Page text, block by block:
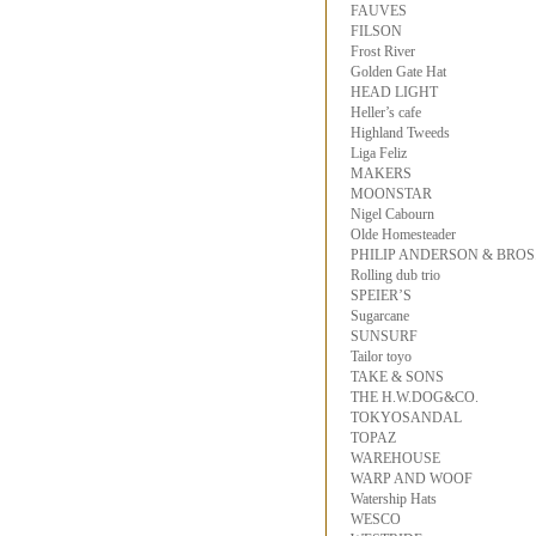
FAUVES
FILSON
Frost River
Golden Gate Hat
HEAD LIGHT
Heller’s cafe
Highland Tweeds
Liga Feliz
MAKERS
MOONSTAR
Nigel Cabourn
Olde Homesteader
PHILIP ANDERSON &
Rolling dub trio
SPEIER’S
Sugarcane
SUNSURF
Tailor toyo
TAKE & SONS
THE H.W.DOG&CO.
TOKYOSANDAL
TOPAZ
WAREHOUSE
WARP AND WOOF
Watership Hats
WESCO